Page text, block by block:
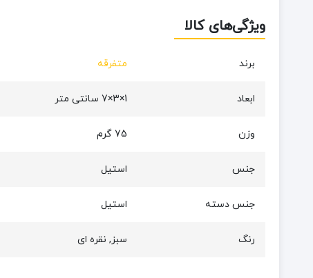
ویژگی‌های کالا
برند متفرقه
ابعاد 1×3×7 سانتی‌ متر
وزن 75 گرم
جنس استیل
جنس دسته استیل
رنگ سبز, نقره ای